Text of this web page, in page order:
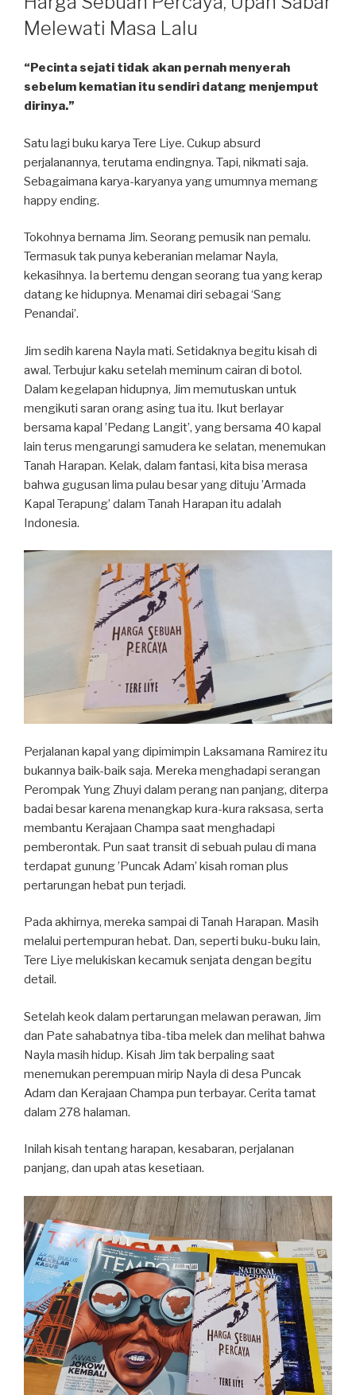
Melewati Masa Lalu
“Pecinta sejati tidak akan pernah menyerah
sebelum kematian itu sendiri datang menjemput
dirinya.”
Satu lagi buku karya Tere Liye. Cukup absurd
perjalanannya, terutama endingnya. Tapi, nikmati saja.
Sebagaimana karya-karyanya yang umumnya memang
happy ending.
Tokohnya bernama Jim. Seorang pemusik nan pemalu.
Termasuk tak punya keberanian melamar Nayla,
kekasihnya. Ia bertemu dengan seorang tua yang kerap
datang ke hidupnya. Menamai diri sebagai ‘Sang
Penandai’.
Jim sedih karena Nayla mati. Setidaknya begitu kisah di
awal. Terbujur kaku setelah meminum cairan di botol.
Dalam kegelapan hidupnya, Jim memutuskan untuk
mengikuti saran orang asing tua itu. Ikut berlayar
bersama kapal ’Pedang Langit’, yang bersama 40 kapal
lain terus mengarungi samudera ke selatan, menemukan
Tanah Harapan. Kelak, dalam fantasi, kita bisa merasa
bahwa gugusan lima pulau besar yang dituju ’Armada
Kapal Terapung’ dalam Tanah Harapan itu adalah
Indonesia.
Perjalanan kapal yang dipimimpin Laksamana Ramirez itu
bukannya baik-baik saja. Mereka menghadapi serangan
Perompak Yung Zhuyi dalam perang nan panjang, diterpa
badai besar karena menangkap kura-kura raksasa, serta
membantu Kerajaan Champa saat menghadapi
pemberontak. Pun saat transit di sebuah pulau di mana
terdapat gunung ’Puncak Adam’ kisah roman plus
pertarungan hebat pun terjadi.
Pada akhirnya, mereka sampai di Tanah Harapan. Masih
melalui pertempuran hebat. Dan, seperti buku-buku lain,
Tere Liye melukiskan kecamuk senjata dengan begitu
detail.
Setelah keok dalam pertarungan melawan perawan, Jim
dan Pate sahabatnya tiba-tiba melek dan melihat bahwa
Nayla masih hidup. Kisah Jim tak berpaling saat
menemukan perempuan mirip Nayla di desa Puncak
Adam dan Kerajaan Champa pun terbayar. Cerita tamat
dalam 278 halaman.
Inilah kisah tentang harapan, kesabaran, perjalanan
panjang, dan upah atas kesetiaan.